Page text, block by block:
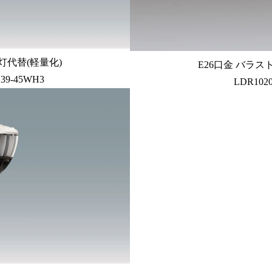
代替(軽量化)
45WH3
E26口金 バラス